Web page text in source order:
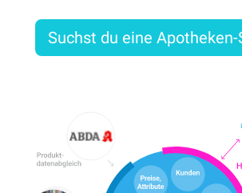
Suchst du eine